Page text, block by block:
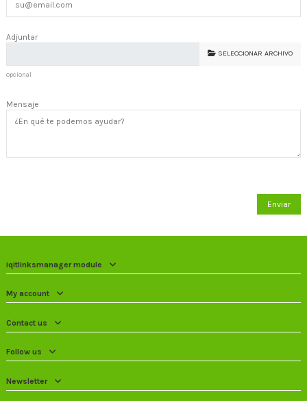
Adjuntar
SELECCIONAR ARCHIVO
opcional
Mensaje
iqitlinksmanager module
My account
Contact us
Follow us
Newsletter